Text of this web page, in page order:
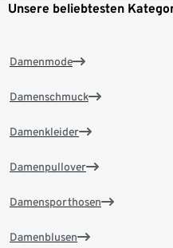
Unsere beliebtesten
Damenmode
Damenschmuck
Damenkleider
Damenpullover
Damensporthosen
Damenblusen